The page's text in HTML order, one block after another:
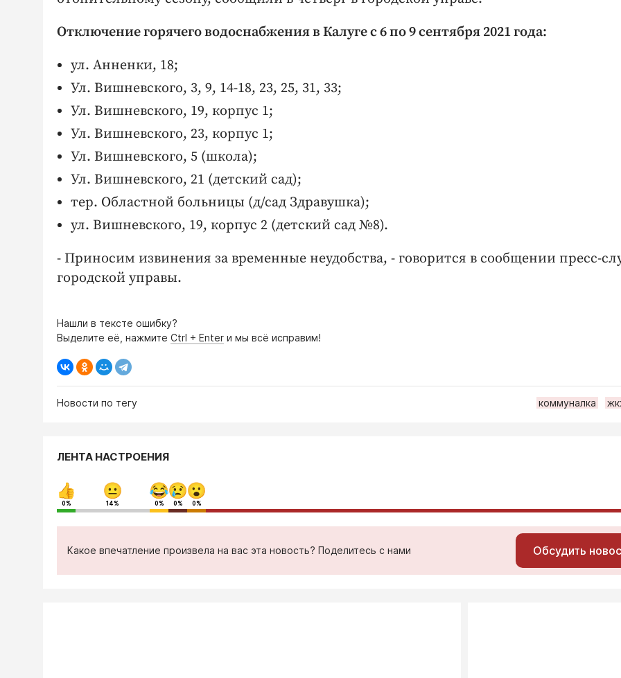
Отключение горячего водоснабжения в Калуге с 6 по 9 сентября 2021 года:
ул. Анненки, 18;
Ул. Вишневского, 3, 9, 14-18, 23, 25, 31, 33;
Ул. Вишневского, 19, корпус 1;
Ул. Вишневского, 23, корпус 1;
Ул. Вишневского, 5 (школа);
Ул. Вишневского, 21 (детский сад);
тер. Областной больницы (д/сад Здравушка);
ул. Вишневского, 19, корпус 2 (детский сад №8).
- Приносим извинения за временные неудобства, - говорится в сообщении пресс-
городской управы.
Нашли в тексте ошибку?
Выделите её, нажмите Ctrl + Enter и мы всё исправим!
Новости по тегу коммуналка
ЛЕНТА НАСТРОЕНИЯ
0% 14% 0% 0% 0%
Какое впечатление произвела на вас эта новость? Поделитесь с нами Обсудить